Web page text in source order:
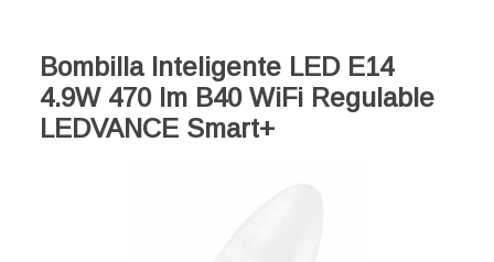
Bombilla Inteligente LED E14
4.9W 470 lm B40 WiFi Regulable
LEDVANCE Smart+